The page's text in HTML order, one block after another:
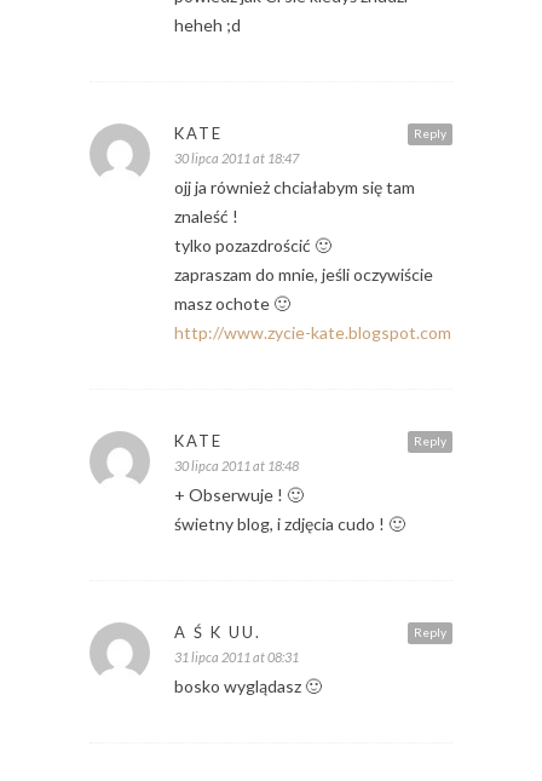
heheh ;d
Reply
KATE
30 lipca 2011 at 18:47
ojj ja również chciałabym się tam
znaleść !
tylko pozazdrościć 🙂
zapraszam do mnie, jeśli oczywiście
masz ochote 🙂
http://www.zycie-kate.blogspot.com
Reply
KATE
30 lipca 2011 at 18:48
+ Obserwuje ! 🙂
świetny blog, i zdjęcia cudo ! 🙂
Reply
A Ś K UU.
31 lipca 2011 at 08:31
bosko wyglądasz 🙂